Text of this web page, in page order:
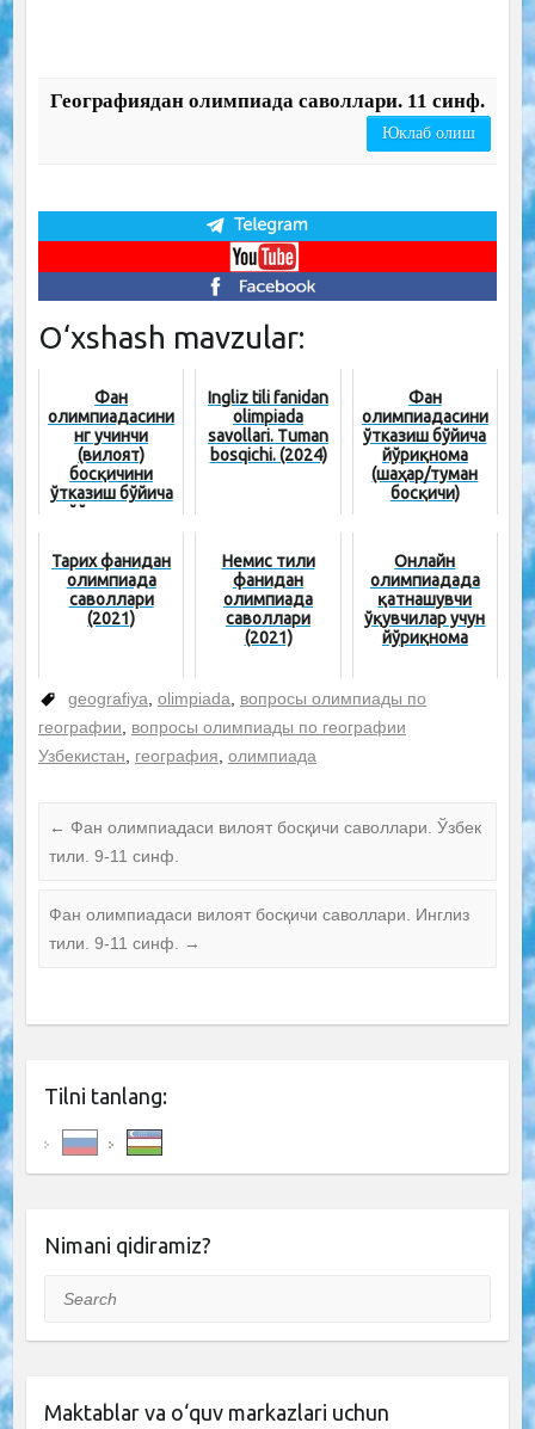
Географиядан олимпиада саволлари. 11 синф.
Юклаб олиш
O‘xshash mavzular:
Фан
олимпиадасини
нг учинчи
(вилоят)
босқичини
ўтказиш бўйича
йўриқнома
фанлар)
Ingliz tili fanidan
olimpiada
savollari. Tuman
bosqichi. (2024)
Фан
олимпиадасини
ўтказиш бўйича
йўриқнома
(шаҳар/туман
босқичи)
Тарих фанидан
олимпиада
саволлари
(2021)
Немис тили
фанидан
олимпиада
саволлари
(2021)
Онлайн
олимпиадада
қатнашувчи
ўқувчилар учун
йўриқнома
geografiya, olimpiada, вопросы олимпиады по
географии, вопросы олимпиады по географии
Узбекистан, география, олимпиада
← Фан олимпиадаси вилоят босқичи саволлари. Ўзбек
тили. 9-11 синф.
Фан олимпиадаси вилоят босқичи саволлари. Инглиз
тили. 9-11 синф. →
Tilni tanlang:
Nimani qidiramiz?
Search
Maktablar va o‘quv markazlari uchun